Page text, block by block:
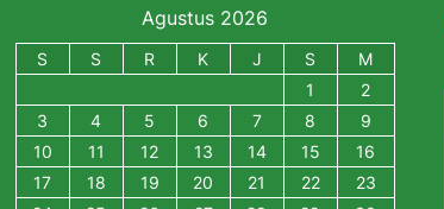
Agustus 2026
S S R K J S
M
1
2
3
4 5 6 7 8
9
10
11 12 13 14 15
16
17
18 19 20 21 22
23